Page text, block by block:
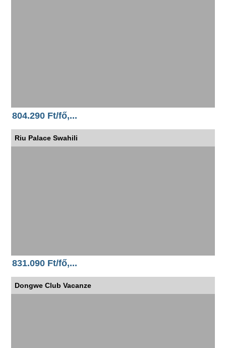
804.290 Ft/fő,...
Riu Palace Swahili
831.090 Ft/fő,...
Dongwe Club Vacanze